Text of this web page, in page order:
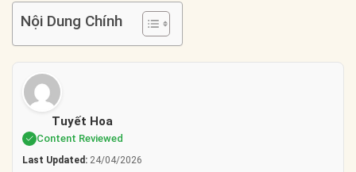
Nội Dung Chính
Tuyết Hoa
Content Reviewed
Last Updated: 24/04/2026